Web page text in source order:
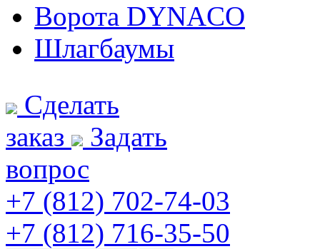
Ворота DYNACO
Шлагбаумы
Сделать
заказ
Задать
вопрос
+7 (812) 702-74-03
+7 (812) 716-35-50